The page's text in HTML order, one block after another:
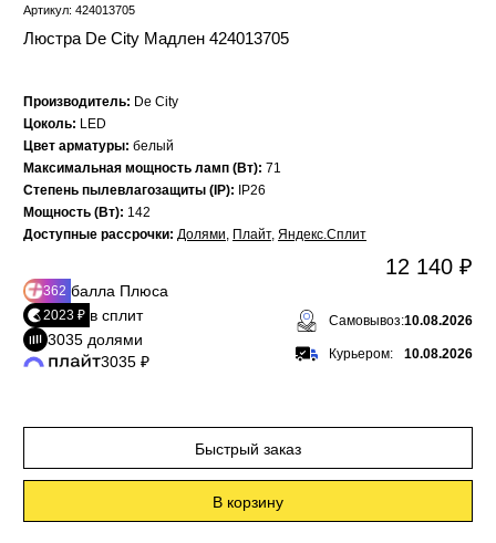
Артикул: 424013705
Люстра De City Мадлен 424013705
Производитель: De City
Цоколь: LED
Цвет арматуры: белый
Максимальная мощность ламп (Вт): 71
Степень пылевлагозащиты (IP):
IP26
Мощность (Вт): 142
Доступные рассрочки: Долями, Плайт, Яндекс.Сплит
362 балла Плюса
2023 ₽ в сплит
3035 долями
3035 ₽
12 140 ₽
Самовывоз:10.08.2026
Курьером: 10.08.2026
Быстрый заказ
В корзину